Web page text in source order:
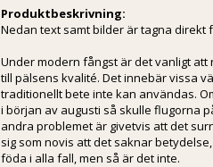
Produktbeskrivning:
Nedan text samt bilder är tagna direkt
Under modern fångst är det vanligt
till pälsens kvalité. Det innebär vissa
traditionellt bete inte kan användas.
i början av augusti så skulle flugorna
andra problemet är givetvis att det
sig som novis att det saknar
föda i alla fall, men så är det inte.